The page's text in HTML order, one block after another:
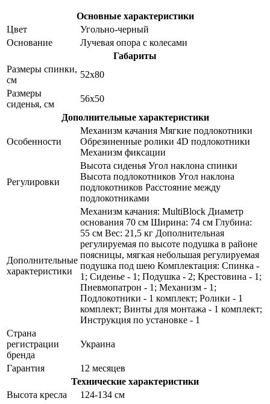
Основные характеристики
Цвет
Угольно-черный
Основание
Лучевая опора с колесами
Габариты
Размеры спинки,
см
52х80
Размеры
сиденья, см
56х50
Дополнительные характеристики
Особенности
Механизм качания Мягкие подлокотники
Обрезиненные ролики 4D подлокотники
Механизм фиксации
Регулировки
Высота сиденья Угол наклона спинки
Высота подлокотников Угол наклона
подлокотников Расстояние между
подлокотниками
Дополнительные
характеристики
Механизм качания: MultiBlock Диаметр
основания 70 см Ширина: 74 см Глубина:
55 см Вес: 21,5 кг Дополнительная
регулируемая по высоте подушка в районе
поясницы, мягкая небольшая регулируемая
подушка под шею Комплектация: Спинка -
1; Сиденье - 1; Подушка - 2; Крестовина - 1;
Пневмопатрон - 1; Механизм - 1;
Подлокотники - 1 комплект; Ролики - 1
комплект; Винты для монтажа - 1 комплект;
Инструкция по установке - 1
Страна
регистрации
бренда
Украина
Гарантия
12 месяцев
Технические характеристики
Высота кресла
124-134 см